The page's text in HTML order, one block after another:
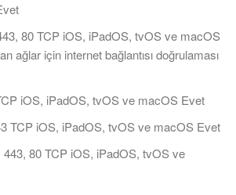
80 TCP iOS, iPadOS, tvOS ve macOS
ağlar için internet bağlantısı doğrulaması
iOS, iPadOS, tvOS ve macOS Evet
TCP iOS, iPadOS, tvOS ve macOS Evet
80 TCP iOS, iPadOS, tvOS ve